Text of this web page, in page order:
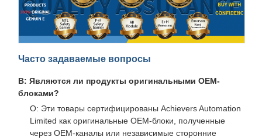
Часто задаваемые вопросы
В: Являются ли продукты оригинальными OEM-
блоками?
О: Эти товары сертифицированы Achievers Automation
Limited как оригинальные OEM-блоки, полученные
через OEM-каналы или независимые сторонние